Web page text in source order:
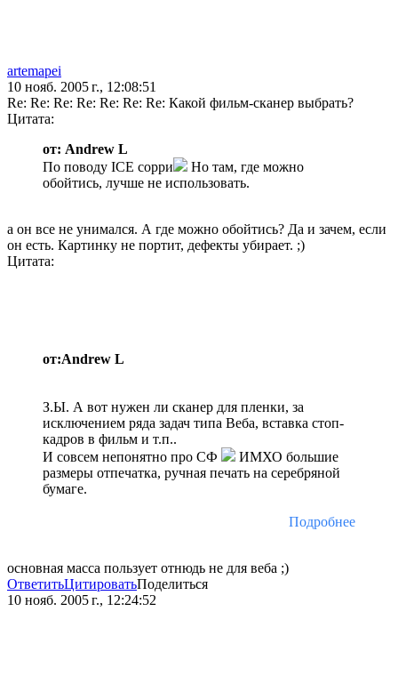
artemapei
10 нояб. 2005 г., 12:08:51
Re: Re: Re: Re: Re: Re: Re: Какой фильм-сканер выбрать?
Цитата:
от: Andrew L
По поводу ICE сорри
Но там, где можно
обойтись, лучше не использовать.
а он все не унимался. А где можно обойтись? Да и зачем, если
он есть. Картинку не портит, дефекты убирает. ;)
Цитата:
от:Andrew L
З.Ы. А вот нужен ли сканер для пленки, за
исключением ряда задач типа Веба, вставка стоп-
кадров в фильм и т.п..
И совсем непонятно про СФ
ИМХО большие
размеры отпечатка, ручная печать на серебряной
бумаге.
Подробнее
основная масса пользует отнюдь не для веба ;)
ОтветитьЦитироватьПоделиться
10 нояб. 2005 г., 12:24:52